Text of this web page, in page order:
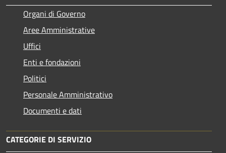
Organi di Governo
Aree Amministrative
Uffici
Enti e fondazioni
Politici
Personale Amministrativo
Documenti e dati
CATEGORIE DI SERVIZIO